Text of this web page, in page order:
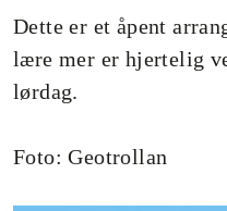
Dette er et åpent
lære mer er hjertelig
lørdag.
Foto: Geotrollan